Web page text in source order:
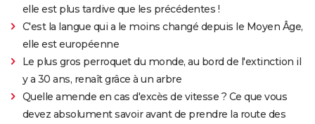
elle est plus tardive que les précédentes !
C'est la langue qui a le moins changé depuis le Moyen Âge,
elle est européenne
Le plus gros perroquet du monde, au bord de l'extinction il
y a 30 ans, renaît grâce à un arbre
Quelle amende en cas d'excès de vitesse ? Ce que vous
devez absolument savoir avant de prendre la route des